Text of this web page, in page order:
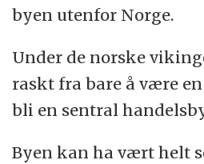
byen utenfor Norge.
Under de norske
raskt fra bare å være
bli en sentral
Byen kan ha vært helt